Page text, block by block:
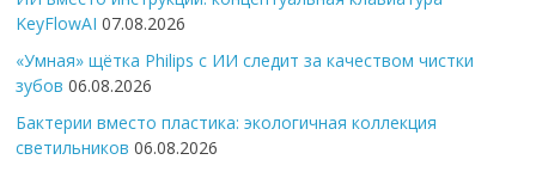
KeyFlowAI 07.08.2026
«Умная» щётка Philips с ИИ следит за качеством чистки
зубов 06.08.2026
Бактерии вместо пластика: экологичная коллекция
светильников 06.08.2026